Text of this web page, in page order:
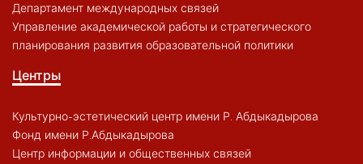
Департамент международных связей
Управление академической работы и стратегического
планирования развития образовательной политики
Центры
Культурно-эстетический центр имени Р. Абдыкадырова
Фонд имени Р.Абдыкадырова
Центр информации и общественных связей